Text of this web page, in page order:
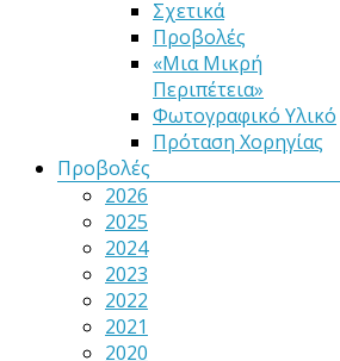
Σχετικά
Προβολές
«Μια Μικρή
Περιπέτεια»
Φωτογραφικό Υλικό
Πρόταση Χορηγίας
Προβολές
2026
2025
2024
2023
2022
2021
2020